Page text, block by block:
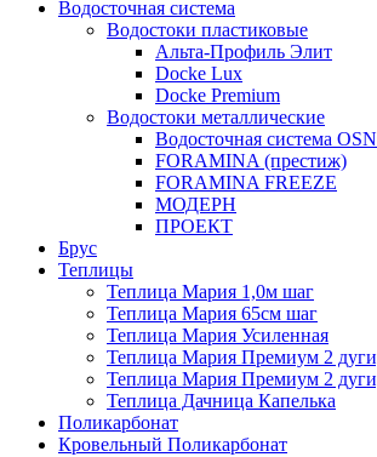
Водосточная система
Водостоки пластиковые
Альта-Профиль Элит
Docke Lux
Docke Premium
Водостоки металлические
Водосточная система
FORAMINA (престиж)
FORAMINA FREEZE
МОДЕРН
ПРОЕКТ
Брус
Теплицы
Теплица Мария 1,0м шаг
Теплица Мария 65см шаг
Теплица Мария Усиленная
Теплица Мария Премиум 2
Теплица Мария Премиум 2
Теплица Дачница Капелька
Поликарбонат
Кровельный Поликарбонат